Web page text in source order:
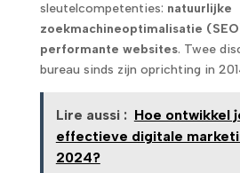
sleutelcompetenties: natuurlijke
zoekmachineoptimalisatie
performante websites. Twee
bureau sinds zijn oprichting in
Lire aussi : Hoe ontwikkel
effectieve digitale
2024?